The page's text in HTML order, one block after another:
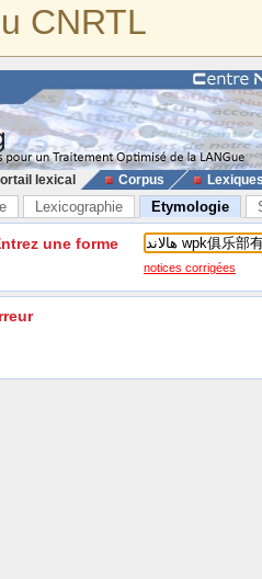
CNRTL
lexical Corpus
Lexicographie Etymologie
une forme
notices corrigées